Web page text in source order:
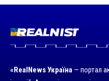
«RealNews Україна — портал